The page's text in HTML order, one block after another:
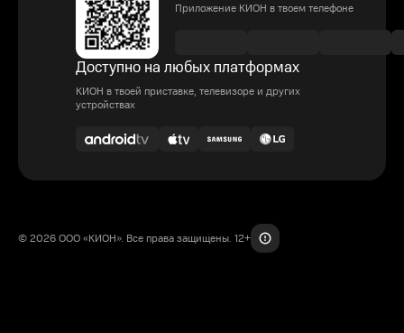
Приложение КИОН в твоем телефоне
Доступно на любых платформах
КИОН в твоей приставке, телевизоре и других
устройствах
© 2026 ООО «КИОН». Все права защищены. 12+